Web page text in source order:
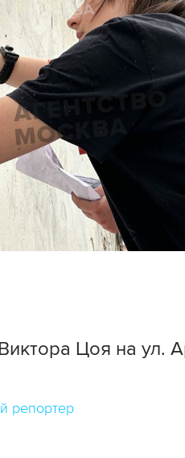
Цоя на ул.
репортер